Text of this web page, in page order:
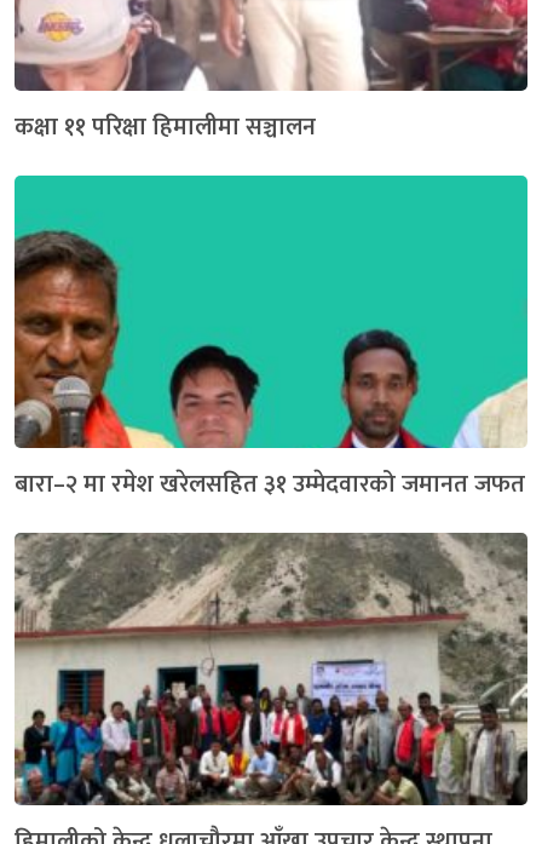
कक्षा ११ परिक्षा हिमालीमा सञ्चालन
बारा–२ मा रमेश खरेलसहित ३१ उम्मेदवारको जमानत जफत